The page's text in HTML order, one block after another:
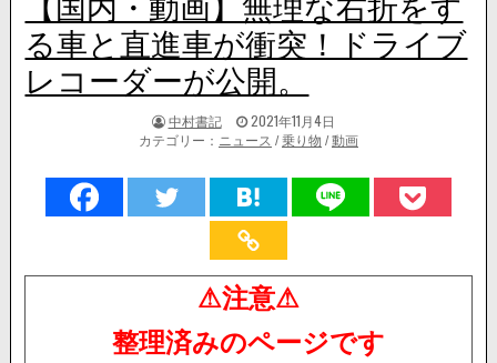
【国内・動画】無理な右折をす
る車と直進車が衝突！ドライブ
レコーダーが公開。
著
者:
中村書記
掲
載
2021年11月4日
カテゴリー： ニュース /乗り物 /動画
⚠注意⚠
整理済みのページです